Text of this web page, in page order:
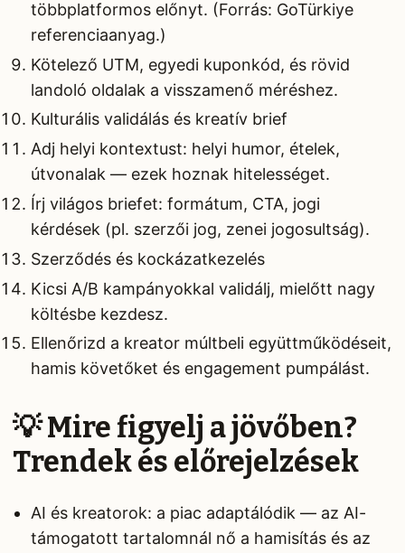
többplatformos előnyt. (Forrás: GoTürkiye
referenciaanyag.)
Kötelező UTM, egyedi kuponkód, és rövid
landoló oldalak a visszamenő méréshez.
Kulturális validálás és kreatív brief
Adj helyi kontextust: helyi humor, ételek,
útvonalak — ezek hoznak hitelességet.
Írj világos briefet: formátum, CTA, jogi
kérdések (pl. szerzői jog, zenei jogosultság).
Szerződés és kockázatkezelés
Kicsi A/B kampányokkal validálj, mielőtt nagy
költésbe kezdesz.
Ellenőrizd a kreator múltbeli együttműködéseit,
hamis követőket és engagement pumpálást.
💡 Mire figyelj a jövőben?
Trendek és előrejelzések
AI és kreatorok: a piac adaptálódik — az AI-
támogatott tartalomnál nő a hamisítás és az